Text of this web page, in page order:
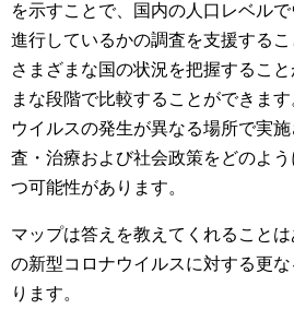
を示すことで、国内の人口レベル
進行しているかの調査を支援するこ
さまざまな国の状況を把握するこ
まな段階で比較することができま
ウイルスの発生が異なる場所で実
査・治療および社会政策をどのよ
つ可能性があります。
マップは答えを教えてくれること
の新型コロナウイルスに対する更
ります。